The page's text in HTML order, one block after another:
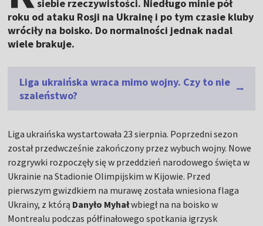
siebie rzeczywistości. Niedługo minie pół
roku od ataku Rosji na Ukrainę i po tym czasie kluby
wróciły na boisko. Do normalności jednak nadal
wiele brakuje.
Liga ukraińska wraca mimo wojny. Czy to nie
szaleństwo?
Liga ukraińska wystartowała 23 sierpnia. Poprzedni sezon
został przedwcześnie zakończony przez wybuch wojny. Nowe
rozgrywki rozpoczęły się w przeddzień narodowego święta w
Ukrainie na Stadionie Olimpijskim w Kijowie. Przed
pierwszym gwizdkiem na murawę została wniesiona flaga
Ukrainy, z którą Danyło Myhałwbiegł na na boisko w
Montrealu podczas półfinałowego spotkania igrzysk